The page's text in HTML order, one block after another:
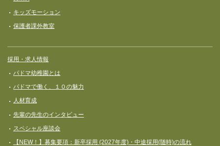
キッズモーション
保護者課外教室
採用・求人情報
パドマ幼稚園とは
パドマで働く、１０の魅力
人材育成
先輩の先生のインタビュー
スペシャル座談会
【NEW！】募集要項：新卒採用 (2027年度)・中途採用(随時)の流れ